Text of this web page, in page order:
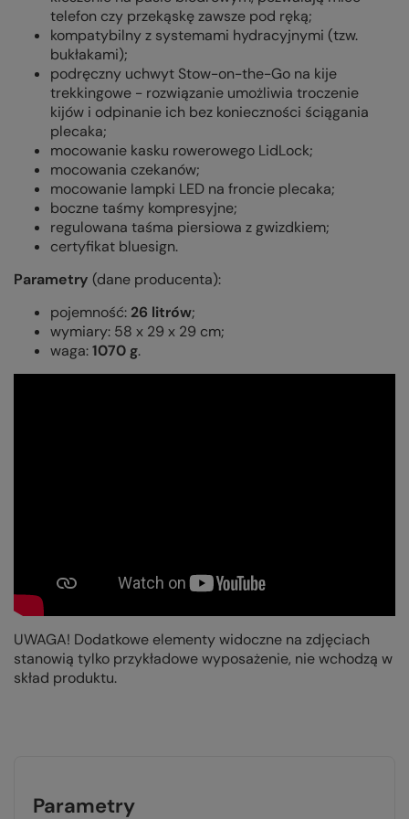
telefon czy przekąskę zawsze pod ręką;
kompatybilny z systemami hydracyjnymi (tzw.
bukłakami);
podręczny uchwyt Stow-on-the-Go na kije
trekkingowe - rozwiązanie umożliwia troczenie
kijów i odpinanie ich bez konieczności ściągania
plecaka;
mocowanie kasku rowerowego LidLock;
mocowania czekanów;
mocowanie lampki LED na froncie plecaka;
boczne taśmy kompresyjne;
regulowana taśma piersiowa z gwizdkiem;
certyfikat bluesign.
Parametry (dane producenta):
pojemność: 26 litrów;
wymiary: 58 x 29 x 29 cm;
waga:1070 g.
UWAGA! Dodatkowe elementy widoczne na zdjęciach
stanowią tylko przykładowe wyposażenie, nie wchodzą w
skład produktu.
Parametry